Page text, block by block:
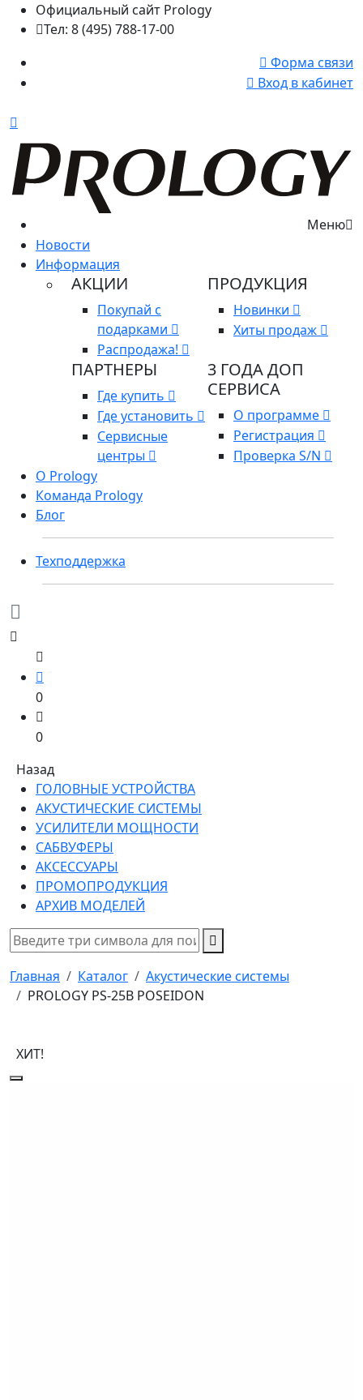
Официальный сайт Prology
Тел: 8 (495) 788-17-00
Форма связи
Вход в кабинет
Меню
Новости
Информация
АКЦИИ
Покупай с
подарками
Распродажа!
ПРОДУКЦИЯ
Новинки
Хиты продаж
ПАРТНЕРЫ
Где купить
Где установить
Сервисные
центры
3 ГОДА ДОП
СЕРВИСА
О программе
Регистрация
Проверка S/N
О Prology
Команда Prology
Блог
Техподдержка
0
0
Назад
ГОЛОВНЫЕ УСТРОЙСТВА
АКУСТИЧЕСКИЕ СИСТЕМЫ
УСИЛИТЕЛИ МОЩНОСТИ
САБВУФЕРЫ
АКСЕССУАРЫ
ПРОМОПРОДУКЦИЯ
АРХИВ МОДЕЛЕЙ
Главная Каталог
Акустические системы
PROLOGY PS-25B POSEIDON
ХИТ!